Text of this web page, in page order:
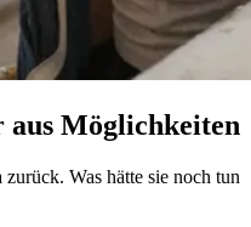
aus Möglichkeiten
Was hätte sie noch tun